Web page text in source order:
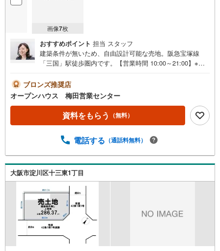
画像7枚
おすすめポイント 担当 スタッフ
建築条件が無いため、自由設計可能な売地。阪急宝塚線
「三国」駅徒歩圏内です。【営業時間 10:00～21:00】※水
ぜひお気軽にご連絡ください！現地を見学される場合は
「室内・現地を見学する（無料）」ボタンよりご希望の日
時をご記入いただけますとスムーズにご案内が可能です。
◎現地のご案内について・平日や夜遅い時間帯もご案内が
可能 ※定休日を除く・経験豊富なスタッフが物件詳細を丁
定の場所まで送迎します。・チャイルドシートのご用意ご
きたいという方も大歓迎です！年間8000棟以上の限定物件
を発表しているオープンハウスだから出会える物件が多数
ございます。ぜひお気軽にご連絡・ご相談ください！※限定
物件:当社のみ、もしくは当社を含めた数社でのみご紹介可
能なオープンハウス・ディベロップメントの物件
ブロンズ推奨店
オープンハウス 梅田営業センター
資料をもらう （無料）
電話する （通話料無料）
大阪市淀川区十三東1丁目